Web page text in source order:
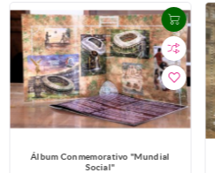
Álbum Conmemorativo "Mundial
Social"